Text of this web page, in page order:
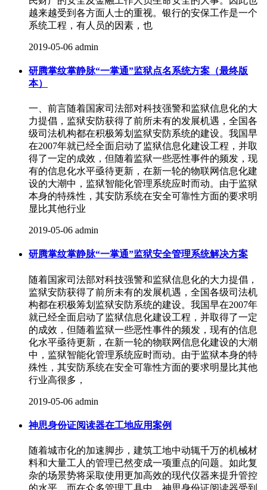
越来越受到各方面人士的重视。银行的安保工作是一个
系统工程，有人员的因素，也
2019-05-06 admin
研腾掌纹掌静脉“一掌通”监狱点名系统方案（最终版
本）
一、前言随着国家司法部对科技强警和监狱信息化的大
力提倡，监狱安防获得了前所未有的发展机遇，全国各
级司法机构都在积极筹划监狱安防系统的建设。我国早
在2007年就已经全面启动了监狱信息化建设工程，并取
得了一定的成效，但随着监狱一些恶性事件的频发，现
有的信息化水平亟待更新，在新一轮的物联网信息化建
设的大潮中，监狱智能化管理系统应时而动。由于监狱
本身的特殊性，其安防系统在安全可靠性方面的要求明
显比其他行业
2019-05-06 admin
研腾掌纹掌静脉“一掌通”监狱安全管理系统解决方案
随着国家司法部对科技强警和监狱信息化的大力提倡，
监狱安防获得了前所未有的发展机遇，全国各级司法机
构都在积极筹划监狱安防系统的建设。我国早在2007年
就已经全面启动了监狱信息化建设工程，并取得了一定
的成效，但随着监狱一些恶性事件的频发，现有的信息
化水平亟待更新，在新一轮的物联网信息化建设的大潮
中，监狱智能化管理系统应时而动。由于监狱本身的特
殊性，其安防系统在安全可靠性方面的要求明显比其他
行业高很多，
2019-05-06 admin
神思身份证阅读器在工地应用案例
随着城市化的加速脚步，建筑工地中动辄千万的机械材
料和大量工人的管理已然变成一项重点的问题。如此复
杂的场景势将采取使用更加高效的现代仪器来提升管控
的水平。而在众多管理工具中，神思身份证阅读器受到